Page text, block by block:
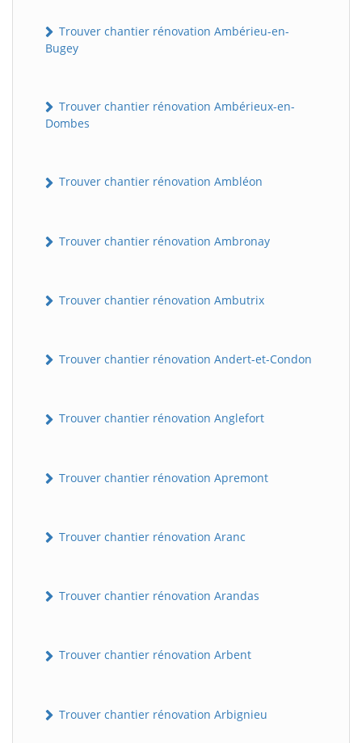
Trouver chantier rénovation Ambérieu-en-
Bugey
Trouver chantier rénovation Ambérieux-en-
Dombes
Trouver chantier rénovation Ambléon
Trouver chantier rénovation Ambronay
Trouver chantier rénovation Ambutrix
Trouver chantier rénovation Andert-et-Condon
Trouver chantier rénovation Anglefort
Trouver chantier rénovation Apremont
Trouver chantier rénovation Aranc
Trouver chantier rénovation Arandas
Trouver chantier rénovation Arbent
Trouver chantier rénovation Arbignieu